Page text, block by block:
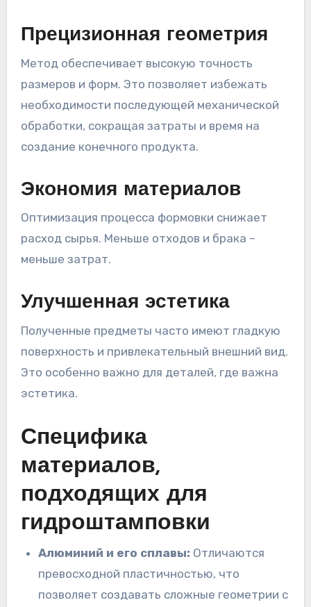
Прецизионная геометрия
Метод обеспечивает высокую точность
размеров и форм. Это позволяет избежать
необходимости последующей механической
обработки, сокращая затраты и время на
создание конечного продукта.
Экономия материалов
Оптимизация процесса формовки снижает
расход сырья. Меньше отходов и брака –
меньше затрат.
Улучшенная эстетика
Полученные предметы часто имеют гладкую
поверхность и привлекательный внешний вид.
Это особенно важно для деталей, где важна
эстетика.
Специфика
материалов,
подходящих для
гидроштамповки
Алюминий и его сплавы: Отличаются
превосходной пластичностью, что
позволяет создавать сложные геометрии с